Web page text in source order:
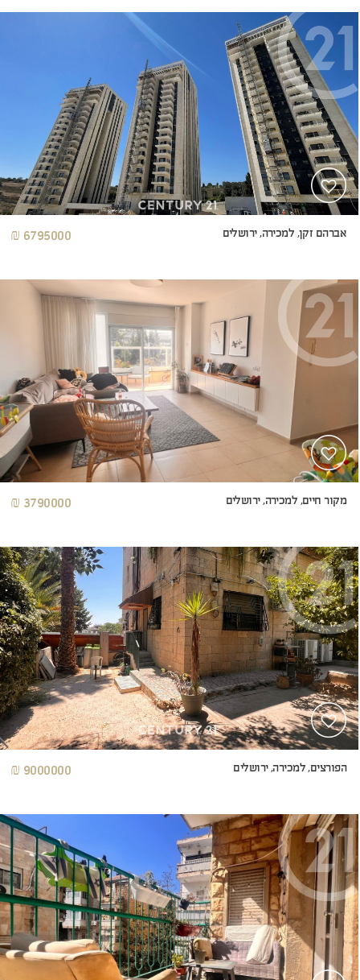
אברהם זקן, למכירה, ירושלים 6795000 ₪
מקור חיים, למכירה, ירושלים 3790000 ₪
הפורצים, למכירה, ירושלים 9000000 ₪